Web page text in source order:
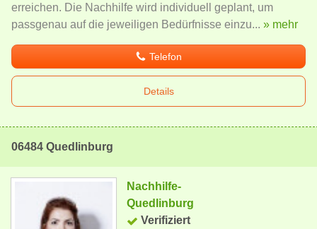
erreichen. Die Nachhilfe wird individuell geplant, um
passgenau auf die jeweiligen Bedürfnisse einzu... » mehr
Telefon
Details
06484 Quedlinburg
Nachhilfe-
Quedlinburg
Verifiziert